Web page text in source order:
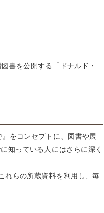
書を公開する「ドナルド・
をコンセプトに、図書や展
知っている人にはさらに深く
れらの所蔵資料を利用し、毎